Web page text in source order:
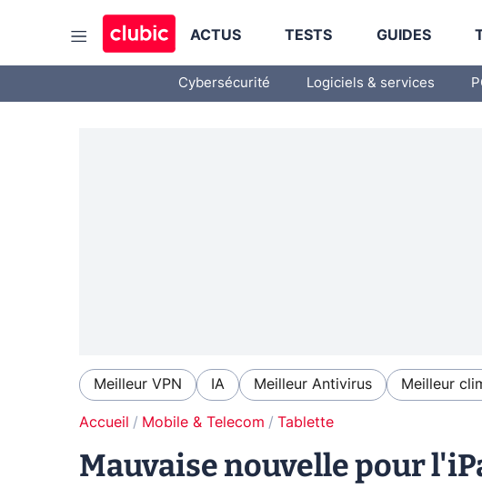
ACTUS TESTS GUIDES
Cybersécurité Logiciels & services
Meilleur VPN IA Meilleur Antivirus Meilleur
Accueil Mobile & Telecom Tablette
Mauvaise nouvelle pour